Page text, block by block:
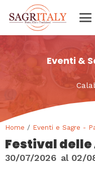
Eventi &
Home / Eventi e Sagre -
Festival
30/07/2026 al 02/